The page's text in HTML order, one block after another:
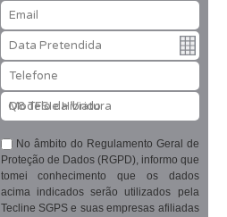
Email
Data Pretendida
Telefone
Modelo da Viatura
No âmbito do Regulamento Geral de
Proteção de Dados (RGPD), informo que
tomei conhecimento que os dados
acima indicados serão utilizados pela
Tecline SGPS e suas empresas afiliadas